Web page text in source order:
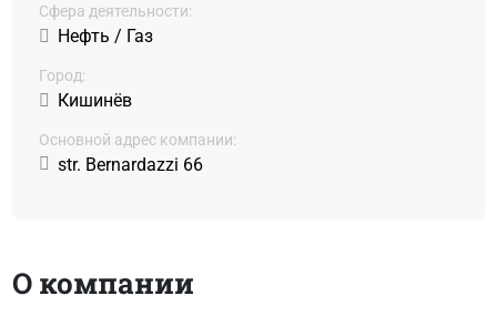
Сфера деятельности:
Нефть / Газ
Город:
Кишинёв
Основной адрес компании:
str. Bernardazzi 66
О компании